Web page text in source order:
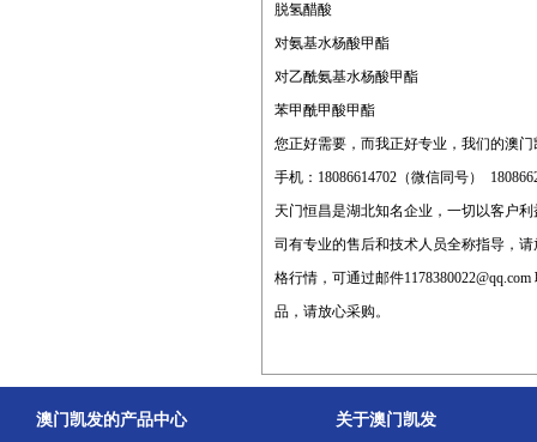
脱氢醋酸
对氨基水杨酸甲酯
对乙酰氨基水杨酸甲酯
苯甲酰甲酸甲酯
您正好需要，而我正好专业，我们的澳
手机：18086614702（微信同号）
天门恒昌是湖北知名企业，一切以客户
司有专业的售后和技术人员全称指导，
格行情，可通过邮件1178380022@qq.com
品，请放心采购。
澳门凯发的产品中心 关于澳门凯发